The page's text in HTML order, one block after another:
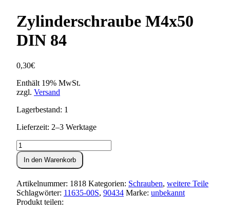
Zylinderschraube M4x50
DIN 84
0,30€
Enthält 19% MwSt.
zzgl. Versand
Lagerbestand: 1
Lieferzeit: 2–3 Werktage
Zylinderschraube
M4x50
DIN
84
Menge
In den Warenkorb
Artikelnummer: 1818 Kategorien: Schrauben, weitere Teile
Schlagwörter: 11635-00S, 90434 Marke: unbekannt
Produkt teilen: